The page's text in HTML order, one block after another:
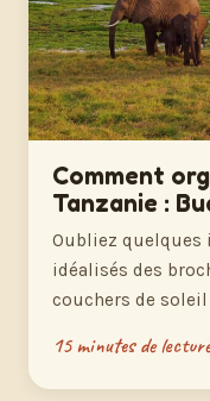
Comment
Tanzanie :
Oubliez quelques
idéalisés des
couchers de
15 minutes de lecture